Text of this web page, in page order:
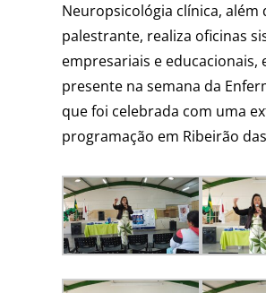
Neuropsicológia clínica, além
palestrante, realiza oficinas
empresariais e educacionais,
presente na semana da
que foi celebrada com uma
programação em Ribeirão